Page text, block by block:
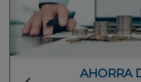
AHORRA